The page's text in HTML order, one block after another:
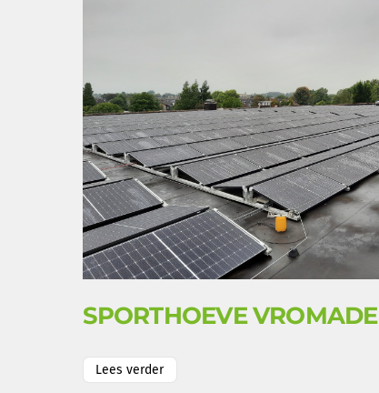
SPORTHOEVE VROMADE
Lees verder